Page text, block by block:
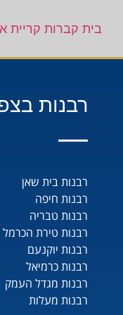
בית קברות
רבנות
רבנות בית שאן
רבנות חיפה
רבנות טבריה
רבנות טירת הכרמל
רבנות יוקנעם
רבנות כרמיאל
רבנות מגדל העמק
רבנות מעלות